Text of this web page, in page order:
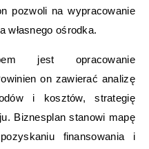
pozwoli na wypracowanie
własnego ośrodka.
jest opracowanie
on zawierać analizę
i kosztów, strategię
Biznesplan stanowi mapę
finansowania i